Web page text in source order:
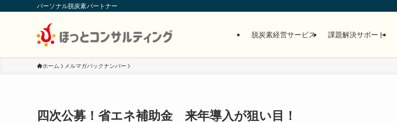
パーソナル脱炭素パートナー
脱炭素経営サービス 課題解決サポート
ホーム メルマガバックナンバー
四次公募！省エネ補助金 来年導入が狙い目！